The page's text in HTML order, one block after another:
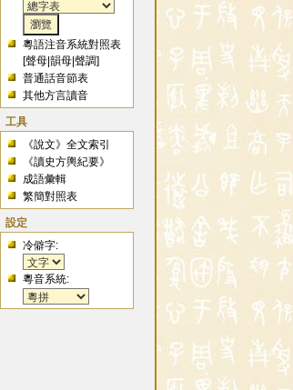
粵語注音系統對照表
[聲母 |韻母 |聲調]
普通話音節表
其他方言讀音
工具
《說文》全文索引
《讀史方輿紀要》
成語彙輯
繁簡對照表
設定
冷僻字:
粵音系統: